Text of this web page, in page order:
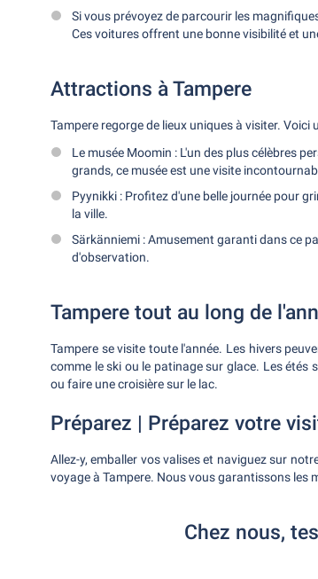
Si vous prévoyez de parcourir les
Ces voitures offrent une bonne visibilité et
Attractions à Tampere
Tampere regorge de lieux uniques à visiter.
Le musée Moomin : L'un des plus célèbres
grands, ce musée est une visite
Pyynikki : Profitez d'une belle journée pour
la ville.
Särkänniemi : Amusement garanti dans ce
d'observation.
Tampere tout au long de
Tampere se visite toute l'année. Les hivers
comme le ski ou le patinage sur glace. Les
ou faire une croisière sur le lac.
Préparez | Préparez votre
Allez-y, emballer vos valises et naviguez sur
voyage à Tampere. Nous vous garantissons les
Chez nous,